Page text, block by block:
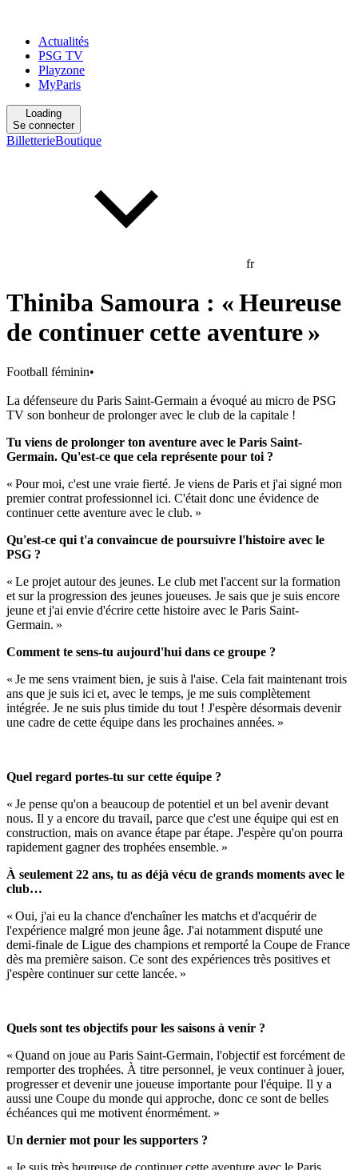
Actualités
PSG TV
Playzone
MyParis
Loading
Se connecter
BilletterieBoutique
fr
Thiniba Samoura : « Heureuse
de continuer cette aventure »
Football féminin•
La défenseure du Paris Saint-Germain a évoqué au micro de PSG
TV son bonheur de prolonger avec le club de la capitale !
Tu viens de prolonger ton aventure avec le Paris Saint-
Germain. Qu'est-ce que cela représente pour toi ?
« Pour moi, c'est une vraie fierté. Je viens de Paris et j'ai signé mon
premier contrat professionnel ici. C'était donc une évidence de
continuer cette aventure avec le club. »
Qu'est-ce qui t'a convaincue de poursuivre l'histoire avec le
PSG ?
« Le projet autour des jeunes. Le club met l'accent sur la formation
et sur la progression des jeunes joueuses. Je sais que je suis encore
jeune et j'ai envie d'écrire cette histoire avec le Paris Saint-
Germain. »
Comment te sens-tu aujourd'hui dans ce groupe ?
« Je me sens vraiment bien, je suis à l'aise. Cela fait maintenant trois
ans que je suis ici et, avec le temps, je me suis complètement
intégrée. Je ne suis plus timide du tout ! J'espère désormais devenir
une cadre de cette équipe dans les prochaines années. »
Quel regard portes-tu sur cette équipe ?
« Je pense qu'on a beaucoup de potentiel et un bel avenir devant
nous. Il y a encore du travail, parce que c'est une équipe qui est en
construction, mais on avance étape par étape. J'espère qu'on pourra
rapidement gagner des trophées ensemble. »
À seulement 22 ans, tu as déjà vécu de grands moments avec le
club…
« Oui, j'ai eu la chance d'enchaîner les matchs et d'acquérir de
l'expérience malgré mon jeune âge. J'ai notamment disputé une
demi-finale de Ligue des champions et remporté la Coupe de France
dès ma première saison. Ce sont des expériences très positives et
j'espère continuer sur cette lancée. »
Quels sont tes objectifs pour les saisons à venir ?
« Quand on joue au Paris Saint-Germain, l'objectif est forcément de
remporter des trophées. À titre personnel, je veux continuer à jouer,
progresser et devenir une joueuse importante pour l'équipe. Il y a
aussi une Coupe du monde qui approche, donc ce sont de belles
échéances qui me motivent énormément. »
Un dernier mot pour les supporters ?
« Je suis très heureuse de continuer cette aventure avec le Paris